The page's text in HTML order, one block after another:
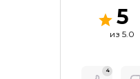
5
из 5.0
4